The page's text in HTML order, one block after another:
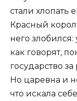
стали хлопать
Красный
него
как говорят,
государство
Но царевна и
что искала